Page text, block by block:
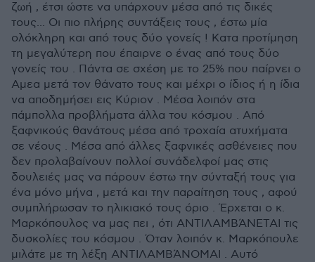
ζωή , έτσι ώστε να υπάρχουν μέσα από τις δικές
τους... Οι πιο πλήρης συντάξεις τους , έστω μία
ολόκληρη και από τους δύο γονείς ! Κατα προτίμηση
τη μεγαλύτερη που έπαιρνε ο ένας από τους δύο
γονείς του . Πάντα σε σχέση με το 25% που παίρνει ο
Αμεα μετά τον θάνατο τους και μέχρι ο ίδιος ή η ίδια
να αποδημήσει εις Κύριον . Μέσα λοιπόν στα
πάμπολλα προβλήματα άλλα του κόσμου . Από
ξαφνικούς θανάτους μέσα από τροχαία ατυχήματα
σε νέους . Μέσα από άλλες ξαφνικές ασθένειες που
δεν προλαβαίνουν πολλοί συνάδελφοί μας στις
δουλειές μας να πάρουν έστω την σύνταξή τους για
ένα μόνο μήνα , μετά και την παραίτηση τους , αφού
συμπλήρωσαν το ηλικιακό τους όριο . Έρχεται ο κ.
Μαρκόπουλος να μας πει , ότι ΑΝΤΙΛΑΜΒΆΝΕΤΑΙ τις
δυσκολίες του κόσμου . Όταν λοιπόν κ. Μαρκόπουλε
μιλάτε με τη λέξη ΑΝΤΙΛΑΜΒΆΝΟΜΑΙ . Αυτό